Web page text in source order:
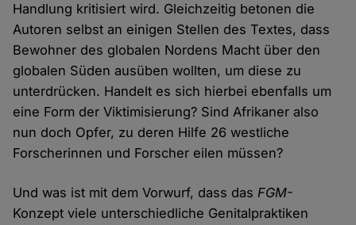
Handlung kritisiert wird. Gleichzeitig betonen die
Autoren selbst an einigen Stellen des Textes, dass
Bewohner des globalen Nordens Macht über den
globalen Süden ausüben wollten, um diese zu
unterdrücken. Handelt es sich hierbei ebenfalls um
eine Form der Viktimisierung? Sind Afrikaner also
nun doch Opfer, zu deren Hilfe 26 westliche
Forscherinnen und Forscher eilen müssen?
Und was ist mit dem Vorwurf, dass dasFGM-
Konzept viele unterschiedliche Genitalpraktiken